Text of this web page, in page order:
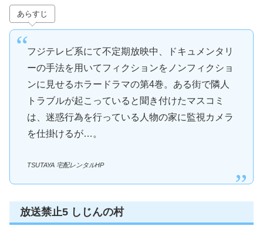
あらすじ
フジテレビ系にて不定期放映中、ドキュメンタリ
ーの手法を用いてフィクションをノンフィクショ
ンに見せるホラードラマの第4巻。ある街で隣人
トラブルが起こっていると聞き付けたマスコミ
は、迷惑行為を行っている人物の家に監視カメラ
を仕掛けるが…。
TSUTAYA 宅配レンタルHP
放送禁止5 しじんの村